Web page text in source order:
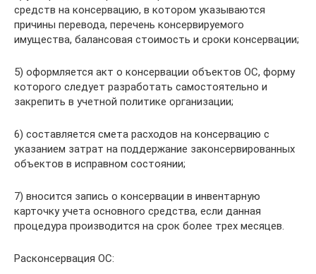
средств на консервацию, в котором указываются
причины перевода, перечень консервируемого
имущества, балансовая стоимость и сроки консервации;
5) оформляется акт о консервации объектов ОС, форму
которого следует разработать самостоятельно и
закрепить в учетной политике организации;
6) составляется смета расходов на консервацию с
указанием затрат на поддержание законсервированных
объектов в исправном состоянии;
7) вносится запись о консервации в инвентарную
карточку учета основного средства, если данная
процедура производится на срок более трех месяцев.
Расконсервация ОС: